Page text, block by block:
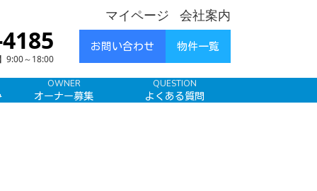
マイページ 会社案内
9:00～18:00
お問い合わせ 物件一覧
OWNER
オーナー募集
QUESTION
よくある質問